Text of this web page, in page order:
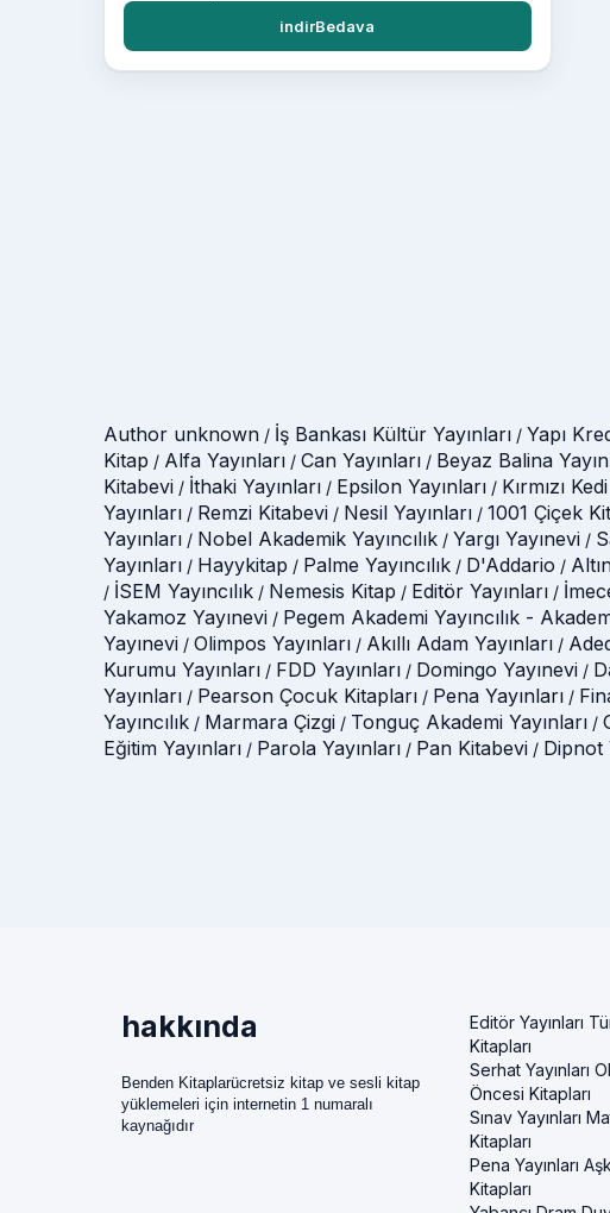
indirBedava
Author unknown / İş Bankası Kültür Yayınları / Yapı
Kitap / Alfa Yayınları / Can Yayınları / Beyaz Balina
Kitabevi / İthaki Yayınları / Epsilon Yayınları / Kırmızı
Yayınları / Remzi Kitabevi / Nesil Yayınları / 1001 Çiçek
Yayınları / Nobel Akademik Yayıncılık / Yargı Yayınevi /
Yayınları / Hayykitap / Palme Yayıncılık / D'Addario /
/ İSEM Yayıncılık / Nemesis Kitap / Editör Yayınları /
Yakamoz Yayınevi / Pegem Akademi Yayıncılık -
Yayınevi / Olimpos Yayınları / Akıllı Adam Yayınları /
Kurumu Yayınları / FDD Yayınları / Domingo Yayınevi /
Yayınları / Pearson Çocuk Kitapları / Pena Yayınları /
Yayıncılık / Marmara Çizgi / Tonguç Akademi Yayınları /
Eğitim Yayınları / Parola Yayınları / Pan Kitabevi / Dipnot
hakkında
Benden Kitaplarücretsiz kitap ve sesli kitap
yüklemeleri için internetin 1 numaralı
kaynağıdır
Editör Yayınları
Kitapları
Serhat Yayınları
Öncesi Kitapları
Sınav Yayınları
Kitapları
Pena Yayınları
Kitapları